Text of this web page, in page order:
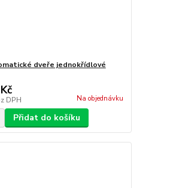
dveře jednokřídlové
DPH Na objednávku
Přidat do košíku